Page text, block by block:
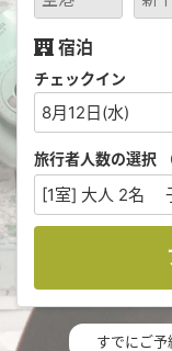
宿泊
チェックイン
8月12日(水)
旅行者人数の選択
[1室] 大人 2名
すでにご